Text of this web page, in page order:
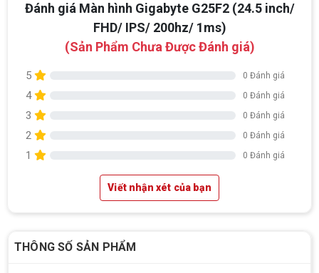
Đánh giá Màn hình Gigabyte G25F2 (24.5 inch/
FHD/ IPS/ 200hz/ 1ms)
(Sản Phẩm Chưa Được Đánh giá)
5 0 Đánh giá
4 0 Đánh giá
3 0 Đánh giá
2 0 Đánh giá
1 0 Đánh giá
Viết nhận xét của bạn
THÔNG SỐ SẢN PHẨM